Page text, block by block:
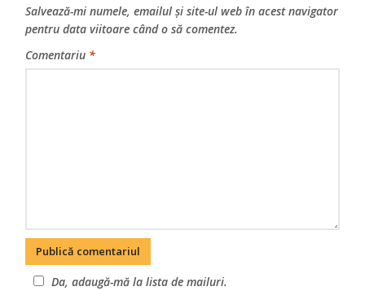
Salvează-mi numele, emailul și site-ul web în acest navigator
pentru data viitoare când o să comentez.
Comentariu *
Da, adaugă-mă la lista de mailuri.